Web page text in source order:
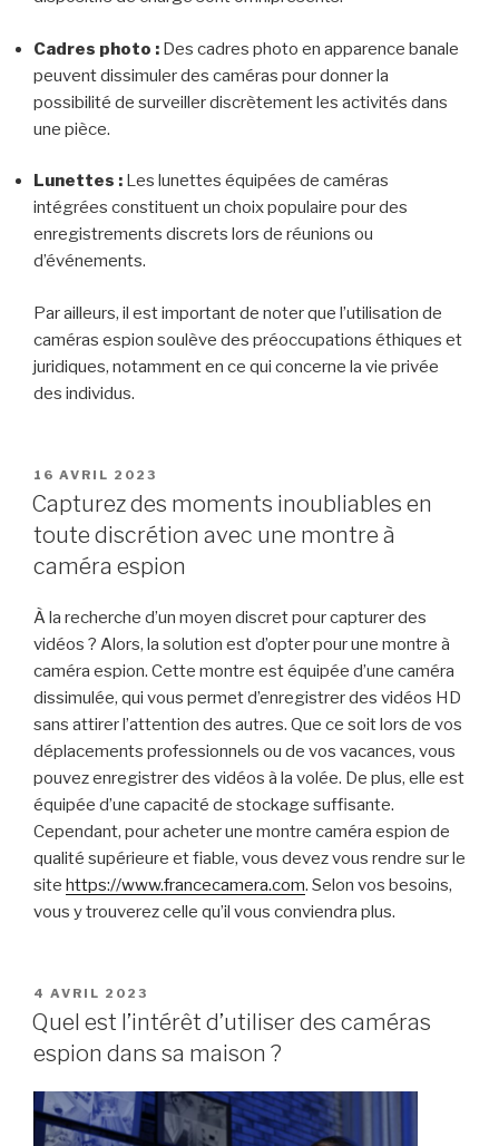
Cadres photo : Des cadres photo en apparence banale
peuvent dissimuler des caméras pour donner la
possibilité de surveiller discrètement les activités dans
une pièce.
Lunettes : Les lunettes équipées de caméras
intégrées constituent un choix populaire pour des
enregistrements discrets lors de réunions ou
d’événements.
Par ailleurs, il est important de noter que l’utilisation de
caméras espion soulève des préoccupations éthiques et
juridiques, notamment en ce qui concerne la vie privée
des individus.
PUBLIÉ
LE
16 AVRIL 2023
Capturez des moments inoubliables en
toute discrétion avec une montre à
caméra espion
À la recherche d’un moyen discret pour capturer des
vidéos ? Alors, la solution est d’opter pour une montre à
caméra espion. Cette montre est équipée d’une caméra
dissimulée, qui vous permet d’enregistrer des vidéos HD
sans attirer l’attention des autres. Que ce soit lors de vos
déplacements professionnels ou de vos vacances, vous
pouvez enregistrer des vidéos à la volée. De plus, elle est
équipée d’une capacité de stockage suffisante.
Cependant, pour acheter une montre caméra espion de
qualité supérieure et fiable, vous devez vous rendre sur le
site https://www.francecamera.com. Selon vos besoins,
vous y trouverez celle qu’il vous conviendra plus.
PUBLIÉ
LE
4 AVRIL 2023
Quel est l’intérêt d’utiliser des caméras
espion dans sa maison ?